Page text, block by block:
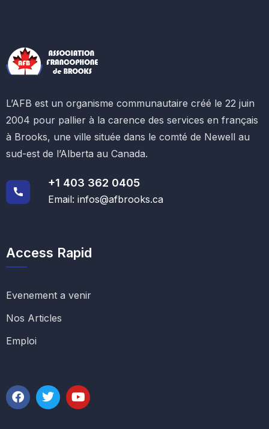
L’AFB est un organisme communautaire créé le 22 juin
2004 pour pallier à la carence des services en français
à Brooks, une ville située dans le comté de Newell au
sud-est de l’Alberta au Canada.
+1 403 362 0405
Email: infos@afbrooks.ca
Access Rapid
Evenement a venir
Nos Articles
Emploi